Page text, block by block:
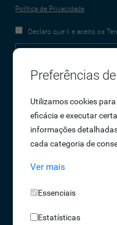
Política de Privacidade
Declaro que li e aceito os
Empresa
Sobre Nós
Oportunidades de Emprego
Termos e Condições
Política de Privacidade
Livro de reclamações
Preferências
Utilizamos cookies
eficácia e executar
informações
cada categoria de
Ver mais
Essenciais
Estatísticas